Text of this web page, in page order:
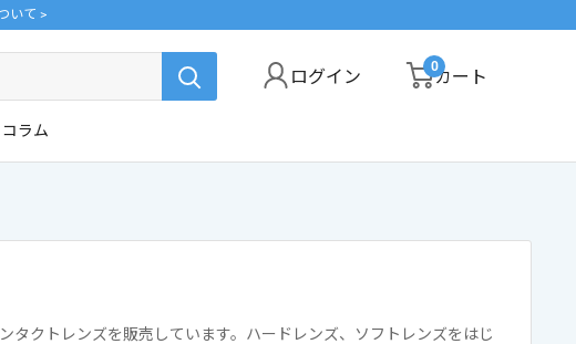
いて >
ログイン 0カート
コラム
タクトレンズを販売しています。ハードレンズ、ソフトレンズをはじ